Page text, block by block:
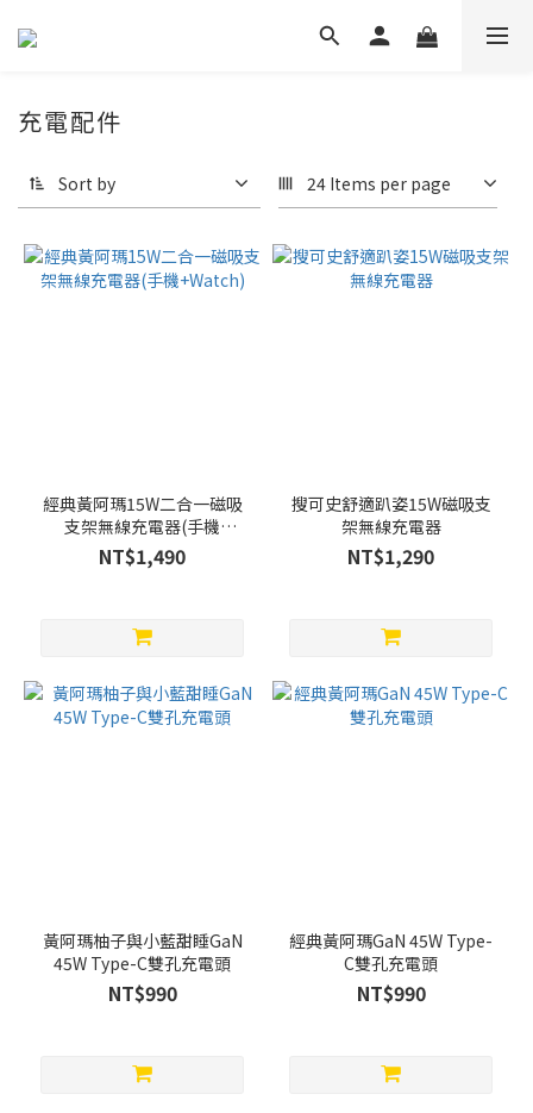
充電配件
Sort by 24 Items per page
經典黃阿瑪15W二合一磁吸
支架無線充電器(手機
+Watch)
NT$1,490
搜可史舒適趴姿15W磁吸支
架無線充電器
NT$1,290
黃阿瑪柚子與小藍甜睡GaN
45W Type-C雙孔充電頭
NT$990
經典黃阿瑪GaN 45W Type-
C雙孔充電頭
NT$990